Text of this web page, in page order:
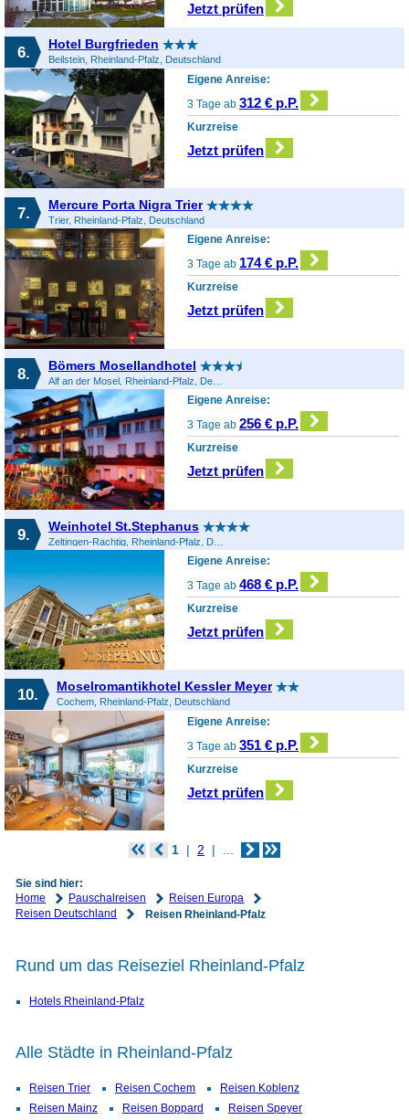
Jetzt prüfen
6. Hotel Burgfrieden
Beilstein, Rheinland-Pfalz, Deutschland
Eigene Anreise:
3 Tage ab312 € p.P.
Kurzreise
Jetzt prüfen
7. Mercure Porta Nigra Trier
Trier, Rheinland-Pfalz, Deutschland
Eigene Anreise:
3 Tage ab 174 € p.P.
Kurzreise
Jetzt prüfen
8. Bömers Mosellandhotel
Alf an der Mosel, Rheinland-Pfalz, Deutschland
Eigene Anreise:
3 Tage ab256 € p.P.
Kurzreise
Jetzt prüfen
9. Weinhotel St.Stephanus
Zeltingen-Rachtig, Rheinland-Pfalz, Deutschland
Eigene Anreise:
3 Tage ab468 € p.P.
Kurzreise
Jetzt prüfen
10. Moselromantikhotel Kessler Meyer
Cochem, Rheinland-Pfalz, Deutschland
Eigene Anreise:
3 Tage ab351 € p.P.
Kurzreise
Jetzt prüfen
1 2
Sie sind hier:
Home
Pauschalreisen
Reisen Europa
Reisen Deutschland
Reisen Rheinland-Pfalz
Rund um das Reiseziel Rheinland-Pfalz
Hotels Rheinland-Pfalz
Alle Städte in Rheinland-Pfalz
Reisen Trier Reisen Cochem
Reisen Koblenz
Reisen Mainz
Reisen Boppard
Reisen Speyer